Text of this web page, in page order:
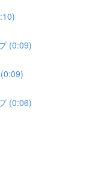
(0:09)
(0:06)